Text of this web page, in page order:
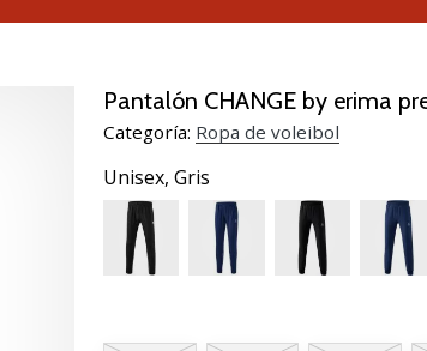
Pantalón CHANGE by erima
Categoría: Ropa de voleibol
Unisex, Gris